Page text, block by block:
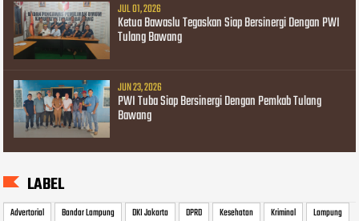
JUL 01, 2026
Ketua Bawaslu Tegaskan Siap Bersinergi Dengan PWI
Tulang Bawang
JUN 23, 2026
PWI Tuba Siap Bersinergi Dengan Pemkab Tulang
Bawang
LABEL
Advertorial Bandar Lampung DKI Jakarta DPRD Kesehatan Kriminal
Lampung